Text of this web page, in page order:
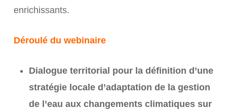
enrichissants.
Déroulé du webinaire
Dialogue territorial pour la définition d’une
stratégie locale d’adaptation de la gestion
de l’eau aux changements climatiques sur